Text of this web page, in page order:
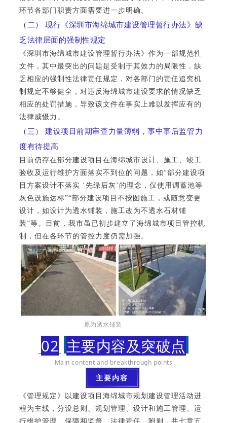
环节各部门职责方面需要进一步明确。
（二） 现行《深圳市海绵城市建设管理暂行办法》缺
乏法律层面的强制性规定
《深圳市海绵城市建设管理暂行办法》作为一部规范性
文件，其中最突出的问题是受制于其效力的局限性，缺
乏相应的强制性法律责任规定，对各部门的责任追究机
制规定不够健全，对违反海绵城市建设要求的情况缺乏
相应的处罚措施，导致该文件在事实上难以发挥应有的
法律威慑力。
（三） 建设项目前期审查力量薄弱，事中事后监管力
度有待提高
目前仍存在部分建设项目在海绵城市设计、施工、竣工
验收及运行维护方面落实不到位的问题，如“部分建设项
目方案设计不落实 ‘先绿后灰’的理念，仅使用调蓄池等
灰色设施达标”“部分建设项目不按图施工，或随意变更
设计，如设计为透水铺装，施工改为不透水石材铺
装”等。目前，我市虽已初步建立了海绵城市项目管控机
制，但在各环节的管控力度仍需加强。
原为透水铺装
02 主要内容及突破点
Main content and breakthrough points
主要内容
《管理规定》以建设项目海绵城市规划建设管理活动进
程为主线，分设总则、规划管理、设计和施工管理、运
行维护管理、保障和监督、法律责任、附则，共七章五